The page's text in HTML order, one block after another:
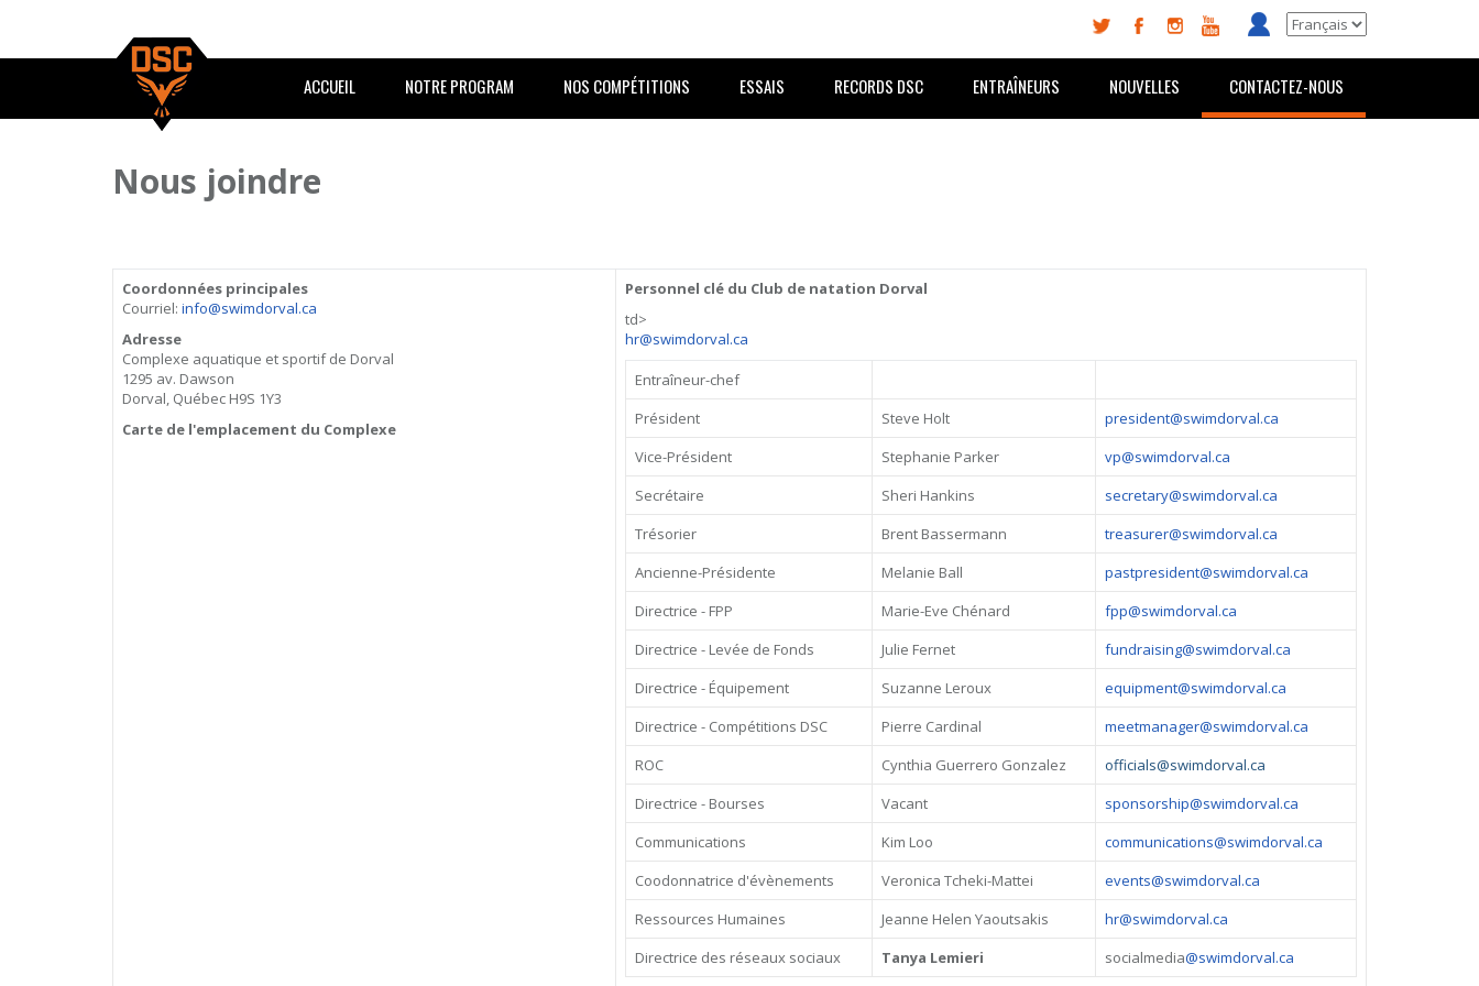
ACCUEIL NOTRE PROGRAM NOS COMPÉTITIONS ESSAIS RECORDS DSC ENTRAÎNEURS NOUVELLES CONTACTEZ-NOUS
Nous joindre
Coordonnées principales
Courriel: info@swimdorval.ca
Adresse
Complexe aquatique et sportif de Dorval
1295 av. Dawson
Dorval, Québec H9S 1Y3
Carte de l'emplacement du Complexe
Personnel clé du Club de natation Dorval
td>
hr@swimdorval.ca
Entraîneur-chef
Président
Steve Holt
president@swimdorval.ca
Vice-Président
Stephanie Parker
vp@swimdorval.ca
Secrétaire
Sheri Hankins
secretary@swimdorval.ca
Trésorier
Brent Bassermann
treasurer@swimdorval.ca
Ancienne-Présidente
Melanie Ball
pastpresident@swimdorval.ca
Directrice - FPP
Marie-Eve Chénard
fpp@swimdorval.ca
Directrice - Levée de Fonds
Julie Fernet
fundraising@swimdorval.ca
Directrice - Équipement
Suzanne Leroux
equipment@swimdorval.ca
Directrice - Compétitions DSC
Pierre Cardinal
meetmanager@swimdorval.ca
ROC
Cynthia Guerrero Gonzalez
officials@swimdorval.ca
Directrice - Bourses
Vacant
sponsorship@swimdorval.ca
Communications
Kim Loo
communications@swimdorval.ca
Coodonnatrice d'évènements
Veronica Tcheki-Mattei
events@swimdorval.ca
Ressources Humaines
Jeanne Helen Yaoutsakis
hr@swimdorval.ca
Directrice des réseaux sociaux
Tanya Lemieri socialmedia@swimdorval.ca